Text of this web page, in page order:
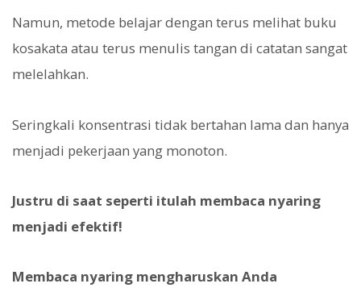
Namun, metode belajar dengan terus melihat buku
kosakata atau terus menulis tangan di catatan sangat
melelahkan.
Seringkali konsentrasi tidak bertahan lama dan hanya
menjadi pekerjaan yang monoton.
Justru di saat seperti itulah membaca nyaring
menjadi efektif!
Membaca nyaring mengharuskan Anda